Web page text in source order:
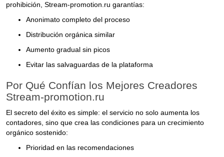
prohibición, Stream-promotion.ru garantías:
Anonimato completo del proceso
Distribución orgánica similar
Aumento gradual sin picos
Evitar las salvaguardas de la plataforma
Por Qué Confían los Mejores Creadores
Stream-promotion.ru
El secreto del éxito es simple: el servicio no solo aumenta los
contadores, sino que crea las condiciones para un crecimiento
orgánico sostenido:
Prioridad en las recomendaciones